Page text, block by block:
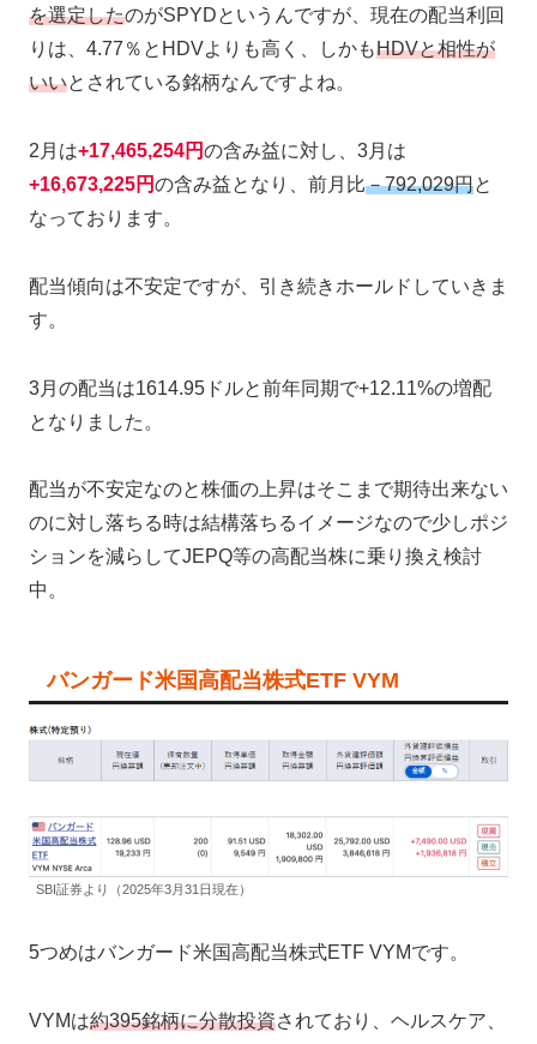
を選定したのがSPYDというんですが、現在の配当利回
りは、4.77％とHDVよりも高く、しかもHDVと相性が
いいとされている銘柄なんですよね。
2月は+17,465,254円の含み益に対し、3月は
+16,673,225円の含み益となり、前月比－792,029円と
なっております。
配当傾向は不安定ですが、引き続きホールドしていきま
す。
3月の配当は1614.95ドルと前年同期で+12.11%の増配
となりました。
配当が不安定なのと株価の上昇はそこまで期待出来ない
のに対し落ちる時は結構落ちるイメージなので少しポジ
ションを減らしてJEPQ等の高配当株に乗り換え検討
中。
バンガード米国高配当株式ETF VYM
SBI証券より（2025年3月31日現在）
5つめはバンガード米国高配当株式ETF VYMです。
VYMは約395銘柄に分散投資されており、ヘルスケア、